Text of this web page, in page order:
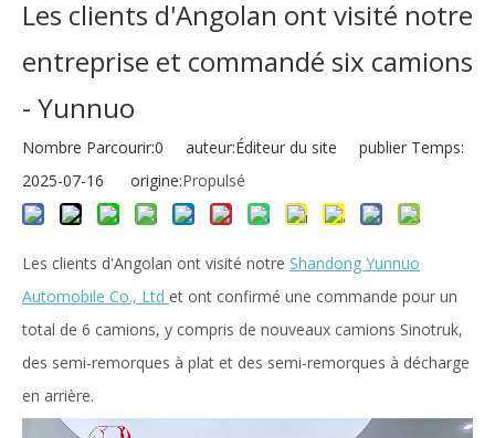
Les clients d'Angolan ont visité notre
entreprise et commandé six camions
- Yunnuo
Nombre Parcourir:0 auteur:Éditeur du site publier Temps:
2025-07-16 origine:Propulsé
Les clients d'Angolan ont visité notre Shandong Yunnuo
Automobile Co., Ltd et ont confirmé une commande pour un
total de 6 camions, y compris de nouveaux camions Sinotruk,
des semi-remorques à plat et des semi-remorques à décharge
en arrière.